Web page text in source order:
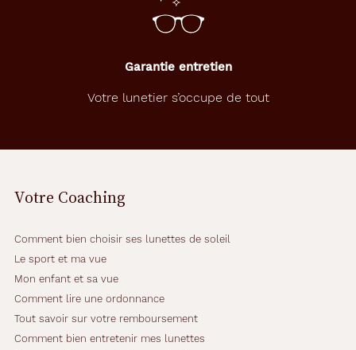
Garantie entretien
Votre lunetier s’occupe de tout
Votre Coaching
Comment bien choisir ses lunettes de soleil
Le sport et ma vue
Mon enfant et sa vue
Comment lire une ordonnance
Tout savoir sur votre remboursement
Comment bien entretenir mes lunettes